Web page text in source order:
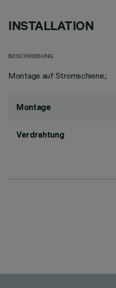
INSTALLATION
BESCHREIBUNG
Montage auf Stromschiene.;
Montage
Verdrahtung